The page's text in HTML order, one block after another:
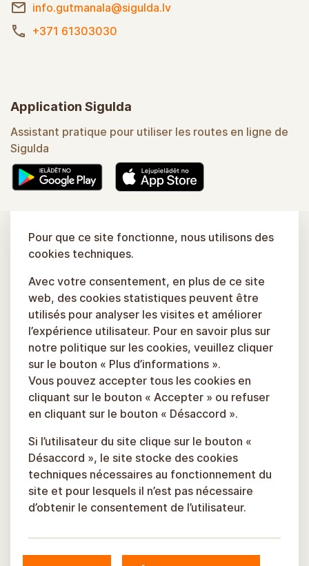
info.gutmanala@sigulda.lv
+371 61303030
Application Sigulda
Assistant pratique pour utiliser les routes en ligne de
Sigulda
Pour que ce site fonctionne, nous utilisons des
cookies techniques.
Avec votre consentement, en plus de ce site
web, des cookies statistiques peuvent être
utilisés pour analyser les visites et améliorer
l’expérience utilisateur. Pour en savoir plus sur
notre politique sur les cookies, veuillez cliquer
sur le bouton « Plus d’informations ».
Vous pouvez accepter tous les cookies en
cliquant sur le bouton « Accepter » ou refuser
en cliquant sur le bouton « Désaccord ».
Si l’utilisateur du site clique sur le bouton «
Désaccord », le site stocke des cookies
techniques nécessaires au fonctionnement du
site et pour lesquels il n’est pas nécessaire
d’obtenir le consentement de l’utilisateur.